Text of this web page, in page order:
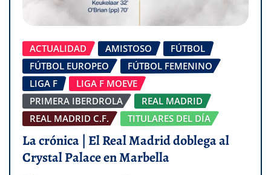
ACTUALIDAD AMISTOSO
FÚTBOL
FÚTBOL EUROPEO
FÚTBOL FEMENINO
LIGA F
LIGA F MOEVE
PRIMERA IBERDROLA
REAL MADRID
REAL MADRID C.F.
TITULARES DEL DÍA
La crónica | El Real Madrid doblega al
Crystal Palace en Marbella